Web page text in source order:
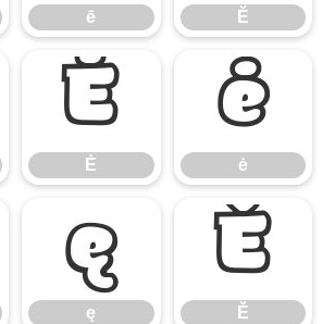
ē Ĕ
Ė
Ė
ė
ė
ę
ę
Ě
Ě